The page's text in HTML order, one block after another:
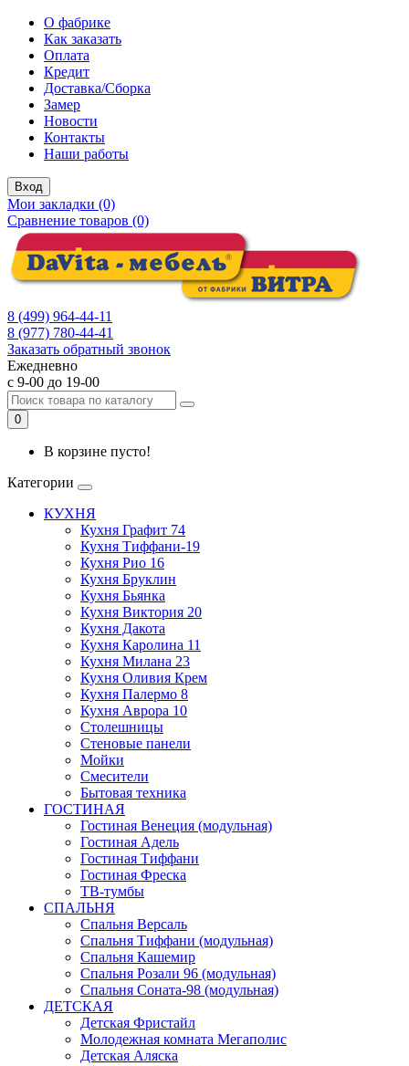
О фабрике
Как заказать
Оплата
Кредит
Доставка/Сборка
Замер
Новости
Контакты
Наши работы
Вход
Мои закладки (0)
Сравнение товаров (0)
8 (499) 964-44-11
8 (977) 780-44-41
Заказать обратный звонок
Ежедневно
с 9-00 до 19-00
0
В корзине пусто!
Категории
КУХНЯ
Кухня Графит 74
Кухня Тиффани-19
Кухня Рио 16
Кухня Бруклин
Кухня Бьянка
Кухня Виктория 20
Кухня Дакота
Кухня Каролина 11
Кухня Милана 23
Кухня Оливия Крем
Кухня Палермо 8
Кухня Аврора 10
Столешницы
Стеновые панели
Мойки
Смесители
Бытовая техника
ГОСТИНАЯ
Гостиная Венеция (модульная)
Гостиная Адель
Гостиная Тиффани
Гостиная Фреска
ТВ-тумбы
СПАЛЬНЯ
Спальня Версаль
Спальня Тиффани (модульная)
Спальня Кашемир
Спальня Розали 96 (модульная)
Спальня Соната-98 (модульная)
ДЕТСКАЯ
Детская Фристайл
Молодежная комната Мегаполис
Детская Аляска